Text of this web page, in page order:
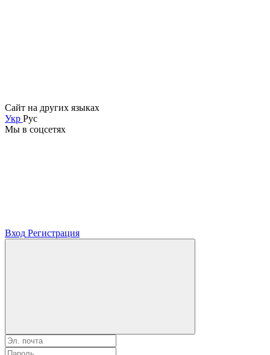
Сайт на других языках
Укр Рус
Мы в соцсетях
Вход Регистрация